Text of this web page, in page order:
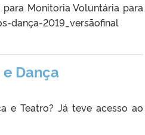
Monitoria Voluntária para
dança-2019_versãofinal
Dança
e Teatro? Já teve acesso ao